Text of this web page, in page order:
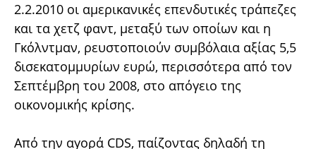
2.2.2010 οι αμερικανικές επενδυτικές τράπεζες
και τα χετζ φαντ, μεταξύ των οποίων και η
Γκόλντμαν, ρευστοποιούν συμβόλαια αξίας 5,5
δισεκατομμυρίων ευρώ, περισσότερα από τον
Σεπτέμβρη του 2008, στο απόγειο της
οικονομικής κρίσης.
Από την αγορά CDS, παίζοντας δηλαδή τη